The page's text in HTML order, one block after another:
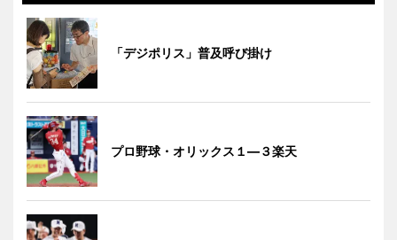
「デジポリス」普及呼び掛け
プロ野球・オリックス１―３楽天